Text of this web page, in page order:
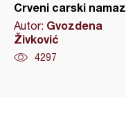
Crveni carski namaz
Autor: Gvozdena
Živković
4297